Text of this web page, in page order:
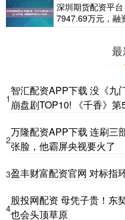
深圳期货配资平
7947.69万元，融
1
智汇配资APP下载 没《九
崩盘剧TOP10! 《千香》
2
万隆配资APP下载 连刷三
张脸，他霸屏央视要火了
3盈丰财富配资官网 对标指
4
股投网配资 母凭子贵！东
也会头顶草原